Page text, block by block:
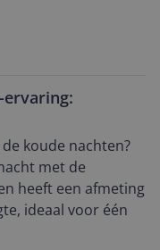
koude nachten?
met de
heeft een afmeting
ideaal voor één